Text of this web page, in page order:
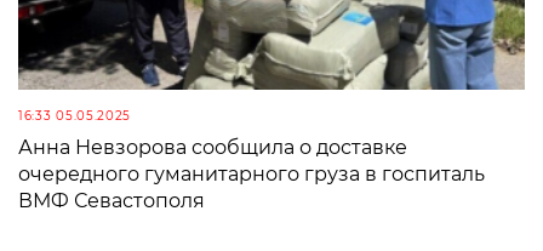
16:33 05.05.2025
Анна Невзорова сообщила о доставке
очередного гуманитарного груза в госпиталь
ВМФ Севастополя